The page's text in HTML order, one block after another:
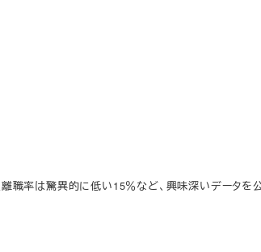
職率は驚異的に低い15％など、興味深いデータを